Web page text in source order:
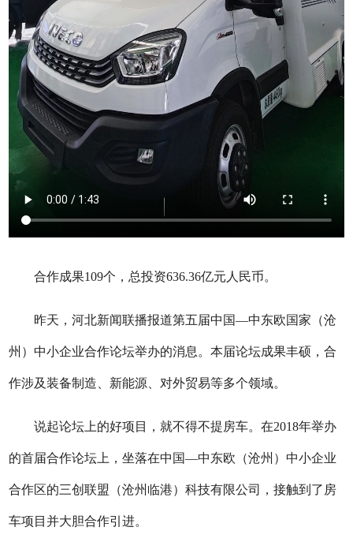
合作成果109个，总投资636.36亿元人民币。
昨天，河北新闻联播报道第五届中国—中东欧国家（沧
州）中小企业合作论坛举办的消息。本届论坛成果丰硕，合
作涉及装备制造、新能源、对外贸易等多个领域。
说起论坛上的好项目，就不得不提房车。在2018年举办
的首届合作论坛上，坐落在中国—中东欧（沧州）中小企业
合作区的三创联盟（沧州临港）科技有限公司，接触到了房
车项目并大胆合作引进。